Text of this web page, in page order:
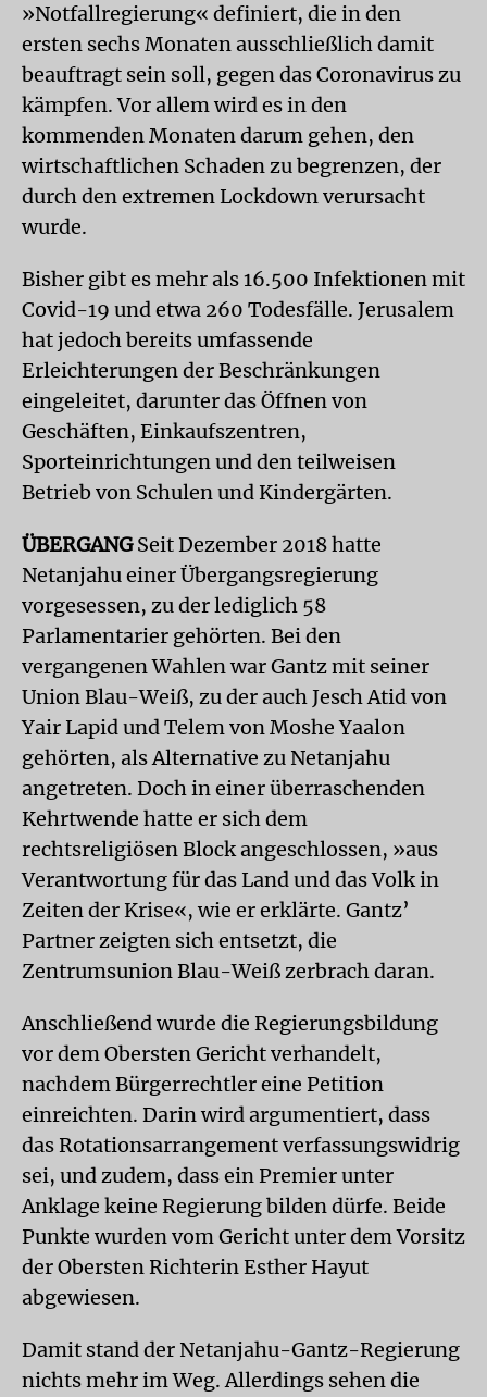
»Notfallregierung« definiert, die in den
ersten sechs Monaten ausschließlich damit
beauftragt sein soll, gegen das Coronavirus zu
kämpfen. Vor allem wird es in den
kommenden Monaten darum gehen, den
wirtschaftlichen Schaden zu begrenzen, der
durch den extremen Lockdown verursacht
wurde.
Bisher gibt es mehr als 16.500 Infektionen mit
Covid-19 und etwa 260 Todesfälle. Jerusalem
hat jedoch bereits umfassende
Erleichterungen der Beschränkungen
eingeleitet, darunter das Öffnen von
Geschäften, Einkaufszentren,
Sporteinrichtungen und den teilweisen
Betrieb von Schulen und Kindergärten.
ÜBERGANGSeit Dezember 2018 hatte
Netanjahu einer Übergangsregierung
vorgesessen, zu der lediglich 58
Parlamentarier gehörten. Bei den
vergangenen Wahlen war Gantz mit seiner
Union Blau-Weiß, zu der auch Jesch Atid von
Yair Lapid und Telem von Moshe Yaalon
gehörten, als Alternative zu Netanjahu
angetreten. Doch in einer überraschenden
Kehrtwende hatte er sich dem
rechtsreligiösen Block angeschlossen, »aus
Verantwortung für das Land und das Volk in
Zeiten der Krise«, wie er erklärte. Gantz’
Partner zeigten sich entsetzt, die
Zentrumsunion Blau-Weiß zerbrach daran.
Anschließend wurde die Regierungsbildung
vor dem Obersten Gericht verhandelt,
nachdem Bürgerrechtler eine Petition
einreichten. Darin wird argumentiert, dass
das Rotationsarrangement verfassungswidrig
sei, und zudem, dass ein Premier unter
Anklage keine Regierung bilden dürfe. Beide
Punkte wurden vom Gericht unter dem Vorsitz
der Obersten Richterin Esther Hayut
abgewiesen.
Damit stand der Netanjahu-Gantz-Regierung
nichts mehr im Weg. Allerdings sehen die